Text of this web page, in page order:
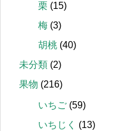
栗 (15)
梅 (3)
胡桃 (40)
未分類 (2)
果物 (216)
いちご (59)
いちじく
(13)